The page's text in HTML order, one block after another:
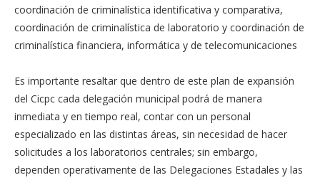
coordinación de criminalística identificativa y comparativa,
coordinación de criminalística de laboratorio y coordinación de
criminalística financiera, informática y de telecomunicaciones
Es importante resaltar que dentro de este plan de expansión
del Cicpc cada delegación municipal podrá de manera
inmediata y en tiempo real, contar con un personal
especializado en las distintas áreas, sin necesidad de hacer
solicitudes a los laboratorios centrales; sin embargo,
dependen operativamente de las Delegaciones Estadales y las